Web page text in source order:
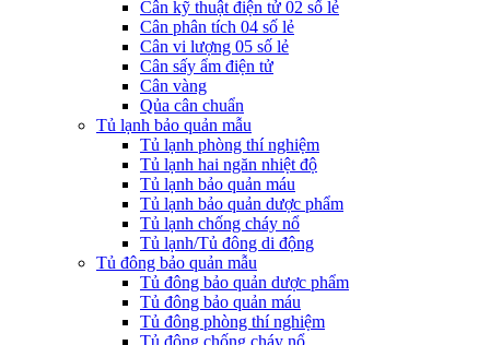
Cân kỹ thuật điện tử 02 số lẻ
Cân phân tích 04 số lẻ
Cân vi lượng 05 số lẻ
Cân sấy ẩm điện tử
Cân vàng
Qủa cân chuẩn
Tủ lạnh bảo quản mẫu
Tủ lạnh phòng thí nghiệm
Tủ lạnh hai ngăn nhiệt độ
Tủ lạnh bảo quản máu
Tủ lạnh bảo quản dược phẩm
Tủ lạnh chống cháy nổ
Tủ lạnh/Tủ đông di động
Tủ đông bảo quản mẫu
Tủ đông bảo quản dược phẩm
Tủ đông bảo quản máu
Tủ đông phòng thí nghiệm
Tủ đông chống cháy nổ